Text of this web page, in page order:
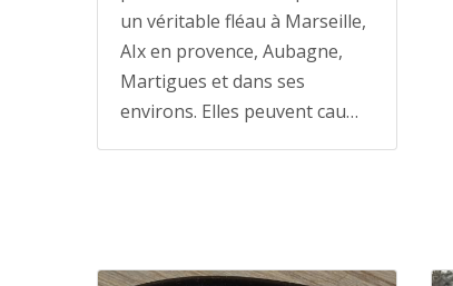
un véritable fléau à Marseille,
AIx en provence, Aubagne,
Martigues et dans ses
environs. Elles peuvent cau…